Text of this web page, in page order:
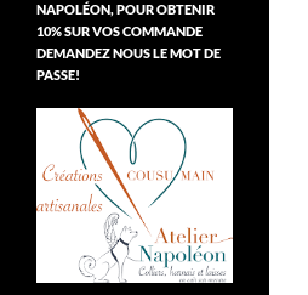
NAPOLÉON, POUR OBTENIR
10% SUR VOS COMMANDE
DEMANDEZ NOUS LE MOT DE
PASSE!